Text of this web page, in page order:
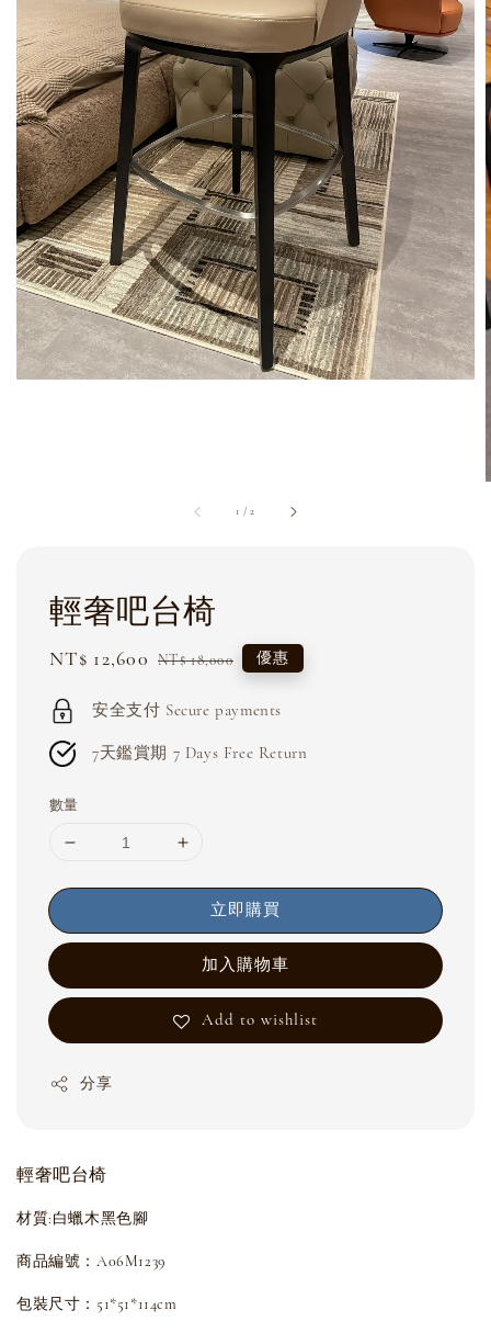
1 /2
輕奢吧台椅
Sale
NT$ 12,600 Regular
NT$ 18,000 優惠
安全支付 Secure payments
7天鑑賞期 7 Days Free Return
數量
立即購買
加入購物車
Add to wishlist
分享
輕奢吧台椅
材質:白蠟木黑色腳
商品編號：A06M1239
包裝尺寸：51*51*114cm